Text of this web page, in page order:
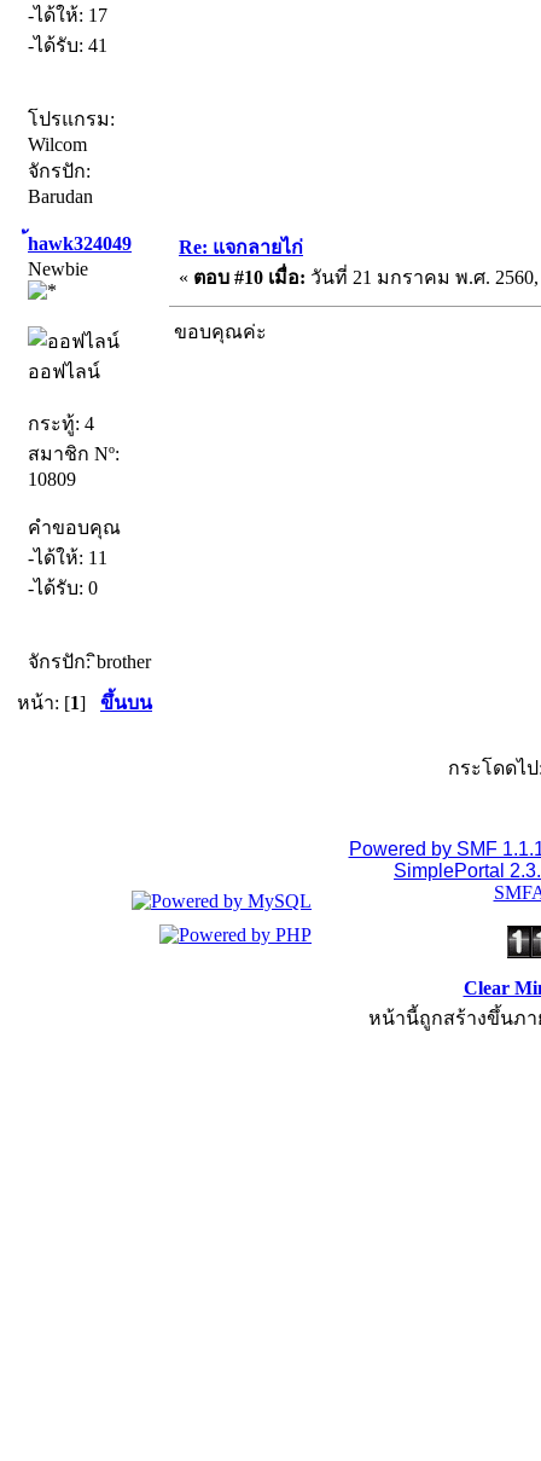
-ได้ให้: 17
-ได้รับ: 41
โปรแกรม:
Wilcom
จักรปัก:
Barudan
้hawk324049
Newbie
ออฟไลน์
กระทู้: 4
สมาชิก Nº:
10809
คำขอบคุณ
-ได้ให้: 11
-ได้รับ: 0
จักรปัก: ิbrother
Re: แจกลายไก่
« ตอบ #10 เมื่อ: วันที่ 21 มกราคม พ.ศ. 2560,
ขอบคุณค่ะ
หน้า: [1] ขึ้นบน
กระโดดไป
Powered by SMF
SimplePortal
Clear
หน้านี้ถูกสร้างขึ้นภา